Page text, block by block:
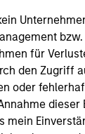
bzw.
für
den Zugriff
oder
dieser
mein
on a
and is
in any
advice. To
legal and
before
is no
under all